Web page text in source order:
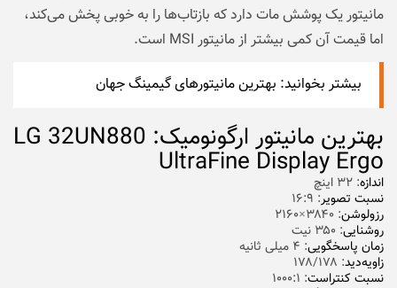
مانیتور یک پوشش مات دارد که بازتاب‌ها را به خوبی پخش می‌کند،
اما قیمت آن کمی بیشتر از مانیتور MSI است.
بیشتر بخوانید: بهترین مانیتورهای گیمینگ جهان
بهترین مانیتور ارگونومیک: LG 32UN880
UltraFine Display Ergo
اندازه: ۳۲ اینچ
نسبت تصویر: ۱۶:۹
رزولوشن: ۳۸۴۰×۲۱۶۰
روشنایی: ۳۵۰ نیت
زمان پاسخگویی: ۴ میلی ثانیه
زاویه‌دید: ۱۷۸/۱۷۸
نسبت کنتراست: ۱۰۰۰:۱